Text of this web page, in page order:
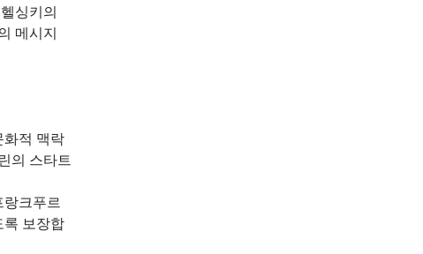
싱키의
메시지
화적 맥락
의 스타트
랑크푸르
록 보장합